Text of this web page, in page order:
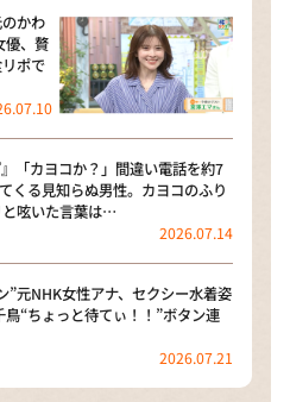
かわ
優、贅
ポで
「カヨコか？」間違い電話を約7
くる見知らぬ男性。カヨコのふり
と呟いた言葉は…
2026.07.14
”元NHK女性アナ、セクシー水着姿
“ちょっと待てぃ！！”ボタン連
2026.07.21